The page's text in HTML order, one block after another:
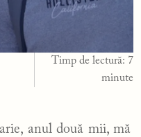
Timp de lectură: 7
minute
anul două mii, mă